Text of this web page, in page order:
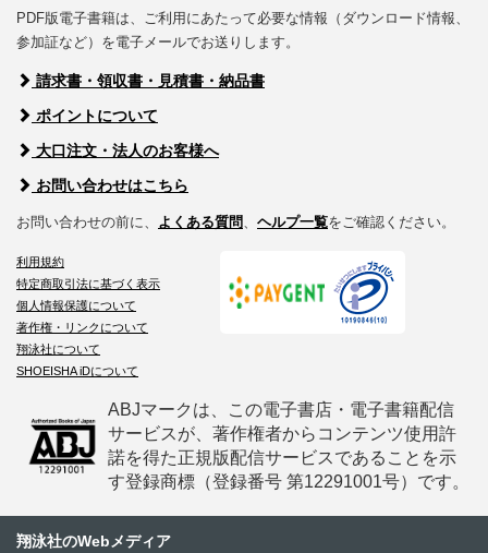
PDF版電子書籍は、ご利用にあたって必要な情報（ダウンロード情報、
参加証など）を電子メールでお送りします。
請求書・領収書・見積書・納品書
ポイントについて
大口注文・法人のお客様へ
お問い合わせはこちら
お問い合わせの前に、 よくある質問、 ヘルプ一覧をご確認ください。
利用規約
特定商取引法に基づく表示
個人情報保護について
著作権・リンクについて
翔泳社について
SHOEISHA iDについて
ABJマークは、この電子書店・電子書籍配信
サービスが、著作権者からコンテンツ使用許
諾を得た正規版配信サービスであることを示
す登録商標（登録番号 第12291001号）です。
翔泳社のWebメディア